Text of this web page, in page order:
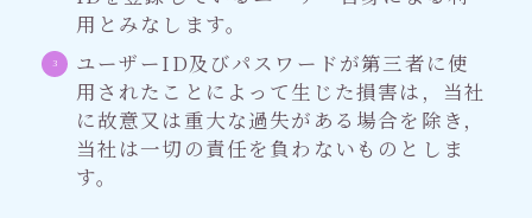
用とみなします。
ユーザーID及びパスワードが第三者に使
用されたことによって生じた損害は，当社
に故意又は重大な過失がある場合を除き，
当社は一切の責任を負わないものとしま
す。